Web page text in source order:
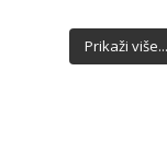
Prikaži više...